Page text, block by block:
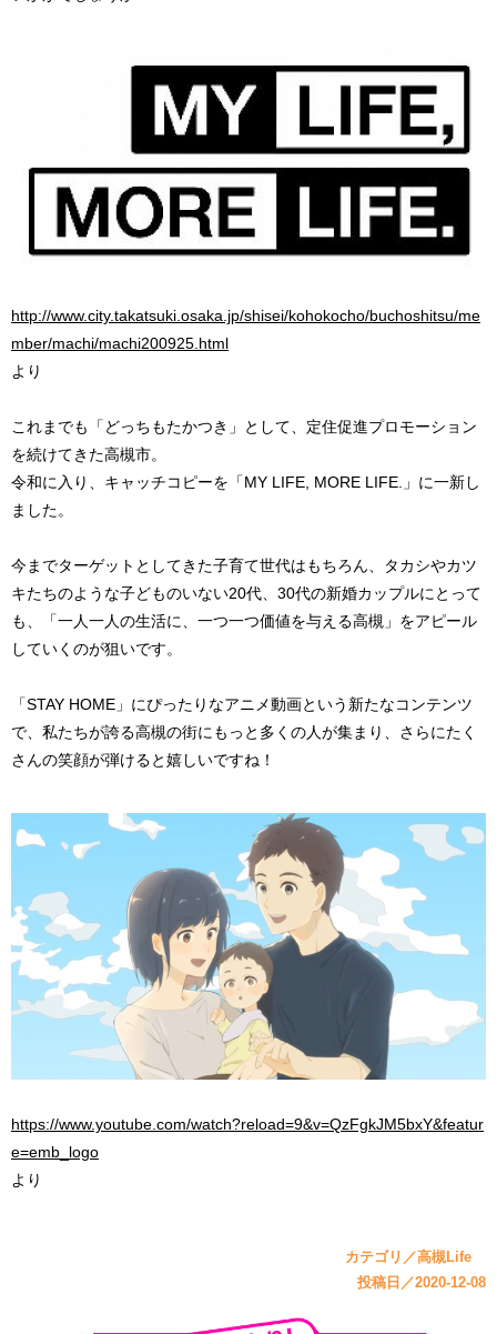
http://www.city.takatsuki.osaka.jp/shisei/kohokocho/buchoshitsu/me
mber/machi/machi200925.html
より
これまでも「どっちもたかつき」として、定住促進プロモーション
を続けてきた高槻市。
令和に入り、キャッチコピーを「MY LIFE, MORE LIFE.」に一新し
ました。
今までターゲットとしてきた子育て世代はもちろん、タカシやカツ
キたちのような子どものいない20代、30代の新婚カップルにとって
も、「一人一人の生活に、一つ一つ価値を与える高槻」をアピール
していくのが狙いです。
「STAY HOME」にぴったりなアニメ動画という新たなコンテンツ
で、私たちが誇る高槻の街にもっと多くの人が集まり、さらにたく
さんの笑顔が弾けると嬉しいですね！
https://www.youtube.com/watch?reload=9&v=QzFgkJM5bxY&featur
e=emb_logo
より
カテゴリ／高槻Life
投稿日／2020-12-08